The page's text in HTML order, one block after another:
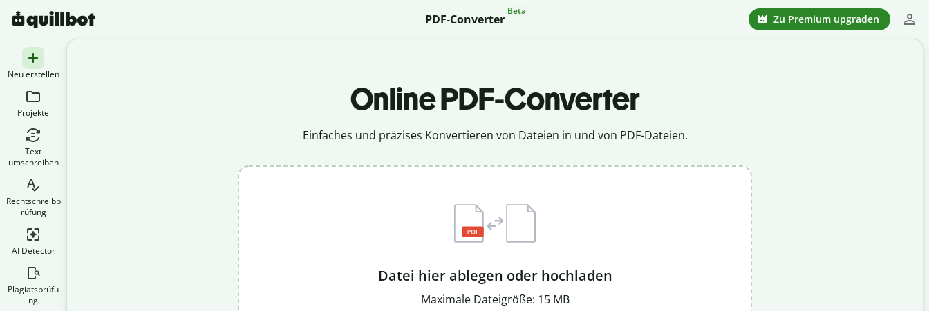
PDF-Converter
Beta
Zu Premium upgraden
Neu erstellen
Projekte
Text
umschreiben
Rechtschreibp
rüfung
AI Detector
Plagiatsprüfu
ng
Online PDF-Converter
Einfaches und präzises Konvertieren von Dateien in und von PDF-Dateien.
Datei hier ablegen oder hochladen
Maximale Dateigröße: 15 MB